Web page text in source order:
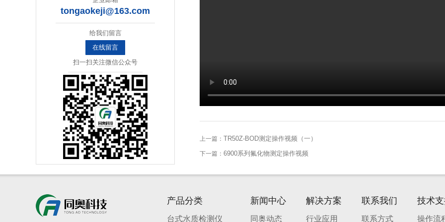
tongaokeji@163.com
给我们留言
在线留言
扫一扫关注微信公众号
上一篇： TR50Z-BOD测定操作视频（一）
下一篇： 6900系列氟化物测定操作视频
产品分类
台式水质检测仪
新闻中心
同奥动态
解决方案
行业应用
联系我们
联系方式
技术
操作流